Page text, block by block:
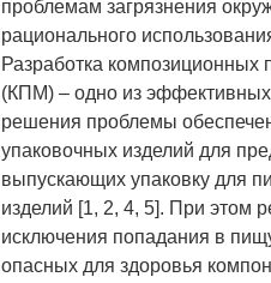
проблемам загрязнения
рационального
Разработка
(КПМ) – одно из
решения проблемы
упаковочных изделий для
выпускающих упаковку для
изделий [1, 2, 4, 5]. При этом
исключения попадания в
опасных для здоровья